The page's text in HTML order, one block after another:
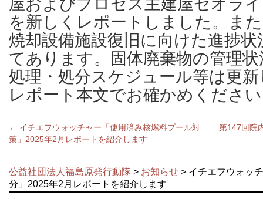
屋およびプロセス主建屋ゼオラ
を新しくレポートしました。ま
焼却設備施設復旧に向けた進捗
てあります。固体廃棄物の管理
処理・処分スケジュール等は更
レポート本文でお確かめくださ
← イチエフウォッチャー「使用済み核燃料プール対
策」2025年2月レポートを紹介します
第147回院
公益社団法人福島原発行動隊 > お知らせ > イチエフウォッ
分」2025年2月レポートを紹介します